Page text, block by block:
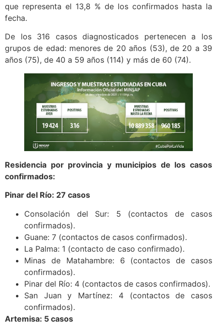
que representa el 13,8 % de los confirmados hasta la
fecha.
De los 316 casos diagnosticados pertenecen a los
grupos de edad: menores de 20 años (53), de 20 a 39
años (75), de 40 a 59 años (114) y más de 60 (74).
Residencia por provincia y municipios de los casos
confirmados:
Pinar del Río: 27 casos
Consolación del Sur: 5 (contactos de casos
confirmados).
Guane: 7 (contactos de casos confirmados).
La Palma: 1 (contacto de caso confirmado).
Minas de Matahambre: 6 (contactos de casos
confirmados).
Pinar del Río: 4 (contactos de casos confirmados).
San Juan y Martínez: 4 (contactos de casos
confirmados).
Artemisa: 5 casos